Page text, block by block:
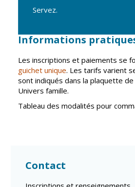
Servez.
Informations
Les inscriptions et paiements se
guichet unique. Les tarifs varient
sont indiqués dans la plaquette
Univers famille.
Tableau des modalités pour
Contact